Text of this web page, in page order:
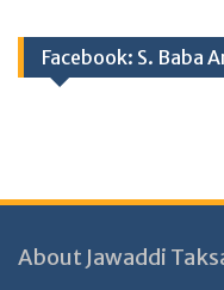
Facebook: S. Baba
About Jawaddi